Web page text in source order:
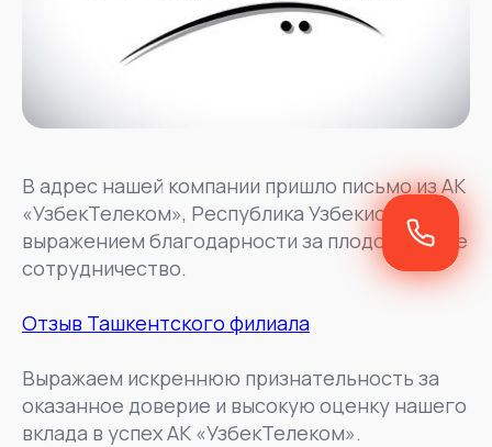
В адрес нашей компании пришло письмо из АК
«УзбекТелеком», Республика Узбекистан, с
выражением благодарности за плодотворное
сотрудничество.
Отзыв Ташкентского филиала
Выражаем искреннюю признательность за
оказанное доверие и высокую оценку нашего
вклада в успех АК «УзбекТелеком».